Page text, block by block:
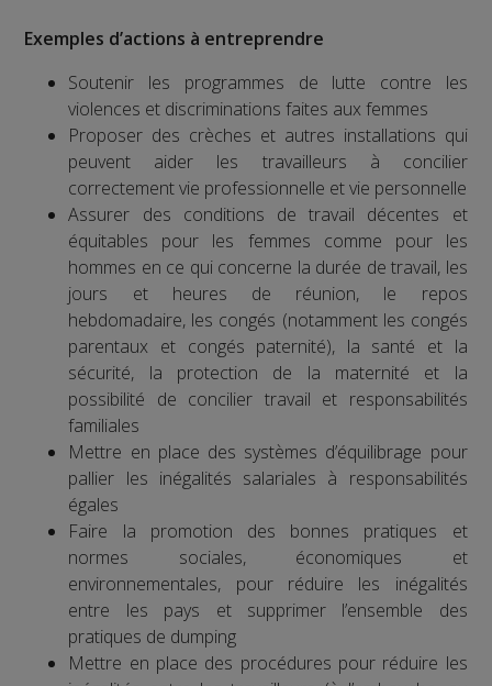
Exemples d’actions à entreprendre
Soutenir les programmes de lutte contre les
violences et discriminations faites aux femmes
Proposer des crèches et autres installations qui
peuvent aider les travailleurs à concilier
correctement vie professionnelle et vie personnelle
Assurer des conditions de travail décentes et
équitables pour les femmes comme pour les
hommes en ce qui concerne la durée de travail, les
jours et heures de réunion, le repos
hebdomadaire, les congés (notamment les congés
parentaux et congés paternité), la santé et la
sécurité, la protection de la maternité et la
possibilité de concilier travail et responsabilités
familiales
Mettre en place des systèmes d’équilibrage pour
pallier les inégalités salariales à responsabilités
égales
Faire la promotion des bonnes pratiques et
normes sociales, économiques et
environnementales, pour réduire les inégalités
entre les pays et supprimer l’ensemble des
pratiques de dumping
Mettre en place des procédures pour réduire les